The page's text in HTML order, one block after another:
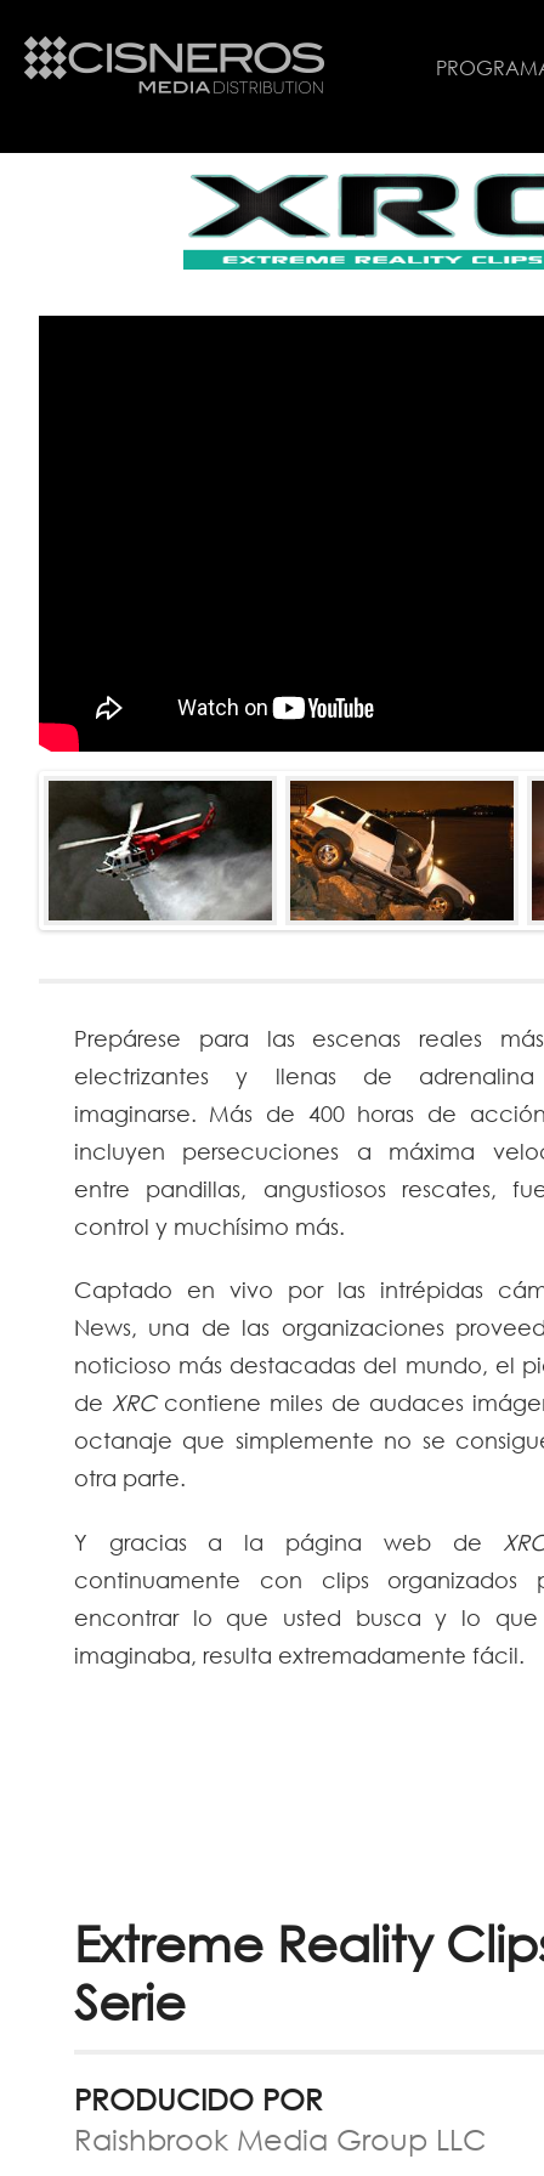
Prepárese para las escenas reales
electrizantes y llenas de
imaginarse. Más de 400 horas de
incluyen persecuciones a máxima
entre pandillas, angustiosos rescates,
control y muchísimo más.
Captado en vivo por las intrépidas
News, una de las organizaciones
noticioso más destacadas del mundo, el
de XRC contiene miles de audaces
octanaje que simplemente no se
otra parte.
Y gracias a la página web de
continuamente con clips organizados
encontrar lo que usted busca y lo que
imaginaba, resulta extremadamente fácil.
Extreme Reality
Serie
PRODUCIDO POR
Raishbrook Media Group LLC